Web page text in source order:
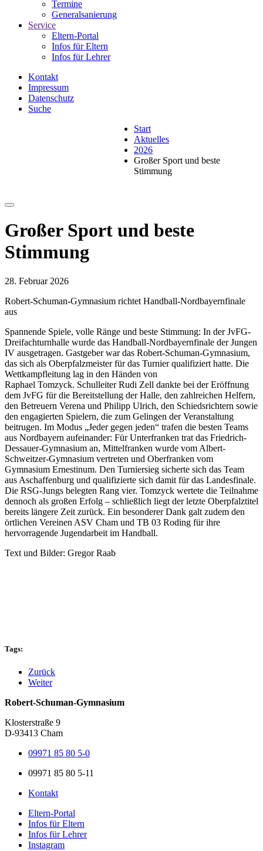
Termine
Generalsanierung
Service
Eltern-Portal
Infos für Eltern
Infos für Lehrer
Kontakt
Impressum
Datenschutz
Suche
Start
Aktuelles
2026
Großer Sport und beste
Stimmung
Großer Sport und beste
Stimmung
28. Februar 2026
Robert-Schuman-Gymnasium richtet Handball-Nordbayernfinale
aus
Spannende Spiele, volle Ränge und beste Stimmung: In der JvFG-
Dreifachturnhalle wurde das Handball-Nordbayernfinale der Jungen
IV ausgetragen. Gastgeber war das Robert-Schuman-Gymnasium,
das sich als Oberpfalzmeister für das Turnier qualifiziert hatte. Die
Wettkampfleitung lag in den Händen von
Raphael Tomzyck. Schulleiter Rudi Zell dankte bei der Eröffnung
dem JvFG für die Bereitstellung der Halle, den zahlreichen Helfern,
den Betreuern Verena und Philipp Ulrich, den Schiedsrichtern sowie
den engagierten Spielern, die zum Gelingen der Veranstaltung
beitrugen. Im Modus „Jeder gegen jeden“ trafen die besten Teams
aus Nordbayern aufeinander: Für Unterfranken trat das Friedrich-
Dessauer-Gymnasium an, Mittelfranken wurde vom Albert-
Schweitzer-Gymnasium vertreten und Oberfranken vom
Gymnasium Ernestinum. Den Turniersieg sicherte sich das Team
aus Aschaffenburg und qualifizierte sich damit für das Landesfinale.
Die RSG-Jungs belegten Rang vier. Tomzyck wertete die Teilnahme
dennoch als großen Erfolg – schließlich liegt der letzte Oberpfalztitel
bereits längere Zeit zurück. Ein besonderer Dank galt zudem den
örtlichen Vereinen ASV Cham und TB 03 Roding für ihre
hervorragende Jugendarbeit im Handball.
Text und Bilder: Gregor Raab
Tags:
Zurück
Weiter
Robert-Schuman-Gymnasium
Klosterstraße 9
D-93413 Cham
09971 85 80 5-0
09971 85 80 5-11
Kontakt
Eltern-Portal
Infos für Eltern
Infos für Lehrer
Instagram